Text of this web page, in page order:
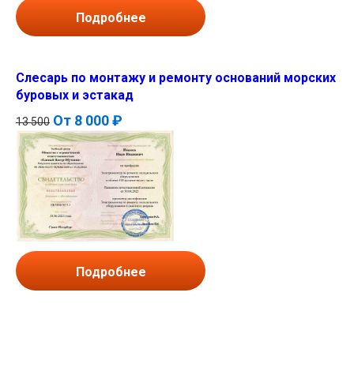
Подробнее
Слесарь по монтажу и ремонту оснований морских
буровых и эстакад
13 500 От 8 000 ₽
Подробнее